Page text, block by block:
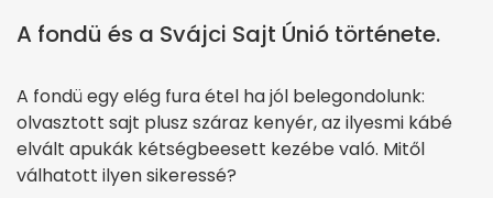
A fondü és a Svájci Sajt Únió története.
A fondü egy elég fura étel ha jól belegondolunk:
olvasztott sajt plusz száraz kenyér, az ilyesmi kábé
elvált apukák kétségbeesett kezébe való. Mitől
válhatott ilyen sikeressé?